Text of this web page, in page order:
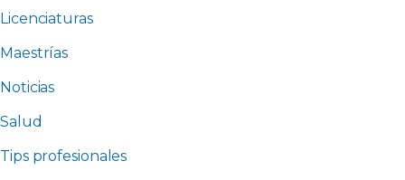
Licenciaturas
Maestrías
Noticias
Salud
Tips profesionales